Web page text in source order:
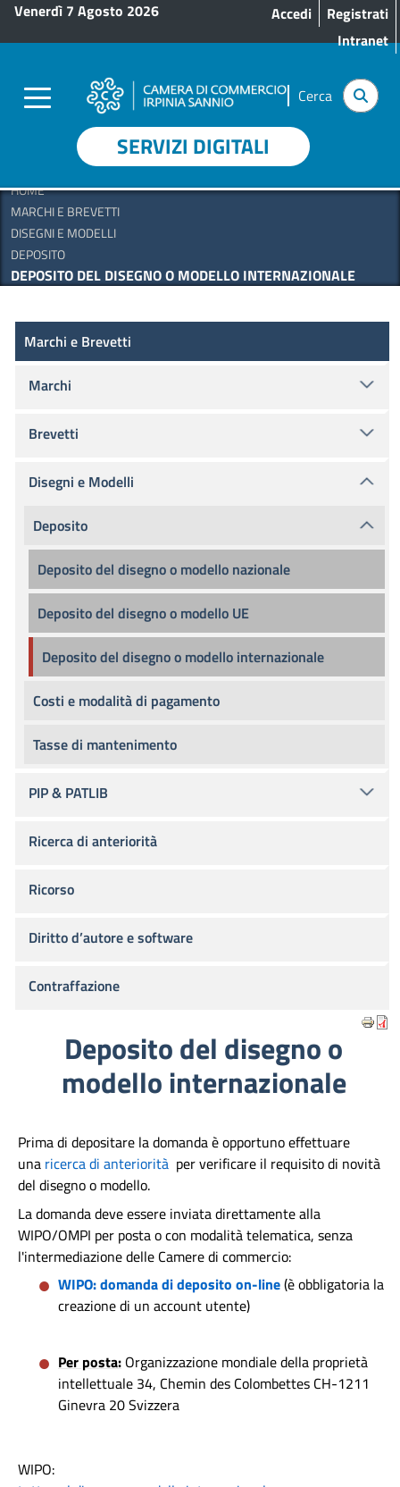
Salta al contenuto principale
Venerdì 7 Agosto 2026 Menu profilo utente
Accedi
Registrati
Intranet
Cerca
SERVIZI DIGITALI
HOME
MARCHI E BREVETTI
DISEGNI E MODELLI
DEPOSITO
DEPOSITO DEL DISEGNO O MODELLO INTERNAZIONALE
Marchi e Brevetti
Marchi e Brevetti
Marchi
Brevetti
Disegni e Modelli
Deposito
Deposito del disegno o modello nazionale
Deposito del disegno o modello UE
Deposito del disegno o modello internazionale
Costi e modalità di pagamento
Tasse di mantenimento
PIP & PATLIB
Ricerca di anteriorità
Ricorso
Diritto d’autore e software
Contraffazione
Deposito del disegno o
modello internazionale
Prima di depositare la domanda è opportuno effettuare
una ricerca di anteriorità per verificare il requisito di novità
del disegno o modello.
La domanda deve essere inviata direttamente alla
WIPO/OMPI per posta o con modalità telematica, senza
l'intermediazione delle Camere di commercio:
WIPO: domanda di deposito on-line(è obbligatoria la
creazione di un account utente)
Per posta:Organizzazione mondiale della proprietà
intellettuale 34, Chemin des Colombettes CH-1211
Ginevra 20 Svizzera
WIPO: